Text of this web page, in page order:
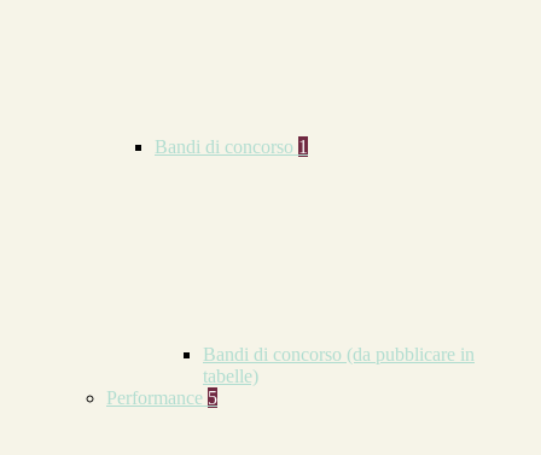
Bandi di concorso 1
Bandi di concorso (da pubblicare in
tabelle)
Performance 5